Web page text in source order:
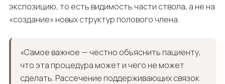
экспозицию, то есть видимость части ствола, а не на
«создание» новых структур полового члена.
«Самое важное — честно объяснить пациенту,
что эта процедура может и чего не может
сделать. Рассечение поддерживающих связок